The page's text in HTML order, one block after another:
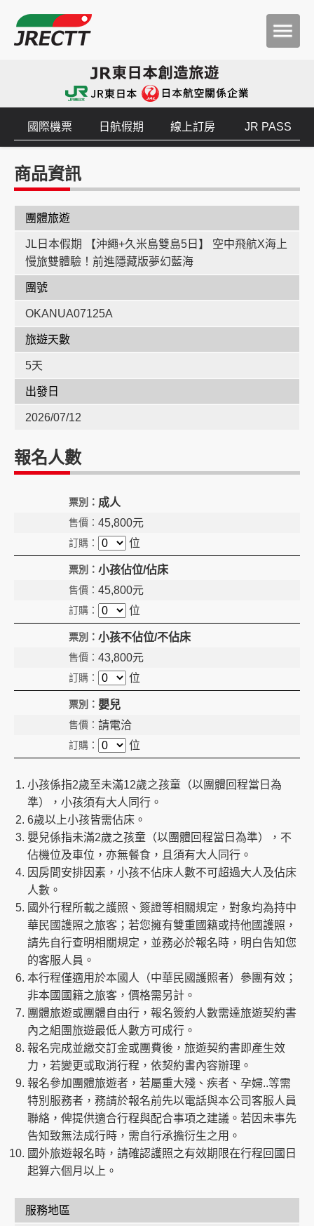
創造旅遊
國際機票 日航假期 線上訂房 JR PASS
商品資訊
團體旅遊
JL日本假期 【沖繩+久米島雙島5日】 空中飛航X海上
慢旅雙體驗！前進隱藏版夢幻藍海
團號
OKANUA07125A
旅遊天數
5天
出發日
2026/07/12
報名人數
成人
45,800元
位
小孩佔位/佔床
45,800元
位
小孩不佔位/不佔床
43,800元
位
嬰兒
請電洽
位
小孩係指2歲至未滿12歲之孩童（以團體回程當日為
準），小孩須有大人同行。
6歲以上小孩皆需佔床。
嬰兒係指未滿2歲之孩童（以團體回程當日為準），不
佔機位及車位，亦無餐食，且須有大人同行。
因房間安排因素，小孩不佔床人數不可超過大人及佔床
人數。
國外行程所載之護照、簽證等相關規定，對象均為持中
華民國護照之旅客；若您擁有雙重國籍或持他國護照，
請先自行查明相關規定，並務必於報名時，明白告知您
的客服人員。
本行程僅適用於本國人（中華民國護照者）參團有效；
非本國國籍之旅客，價格需另計。
團體旅遊或團體自由行，報名簽約人數需達旅遊契約書
內之組團旅遊最低人數方可成行。
報名完成並繳交訂金或團費後，旅遊契約書即產生效
力，若變更或取消行程，依契約書內容辦理。
報名參加團體旅遊者，若屬重大殘、疾者、孕婦..等需
特別服務者，務請於報名前先以電話與本公司客服人員
聯絡，俾提供適合行程與配合事項之建議。若因未事先
告知致無法成行時，需自行承擔衍生之用。
國外旅遊報名時，請確認護照之有效期限在行程回國日
起算六個月以上。
服務地區